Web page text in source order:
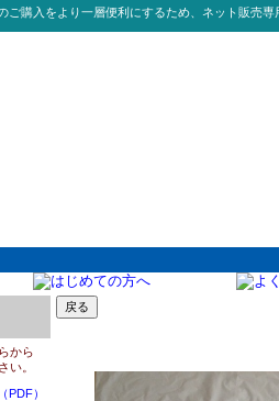
購入をより一層便利にするため、ネット販売
から
い。
PDF）